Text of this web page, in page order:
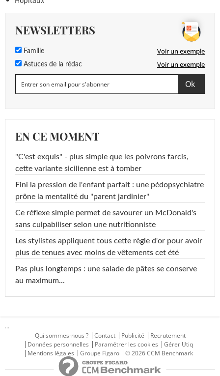
NEWSLETTERS
Famille Voir un exemple
Astuces de la rédac Voir un exemple
EN CE MOMENT
"C'est exquis" - plus simple que les poivrons farcis,
cette variante sicilienne est à tomber
Fini la pression de l'enfant parfait : une pédopsychiatre
prône la mentalité du "parent jardinier"
Ce réflexe simple permet de savourer un McDonald's
sans culpabiliser selon une nutritionniste
Les stylistes appliquent tous cette règle d'or pour avoir
plus de tenues avec moins de vêtements cet été
Pas plus longtemps : une salade de pâtes se conserve
au maximum...
...
Qui sommes-nous ?
Contact Publicité
Recrutement
Données personnelles
Paramétrer les cookies
Gérer Utiq
Mentions légales
Groupe Figaro © 2026 CCM Benchmark